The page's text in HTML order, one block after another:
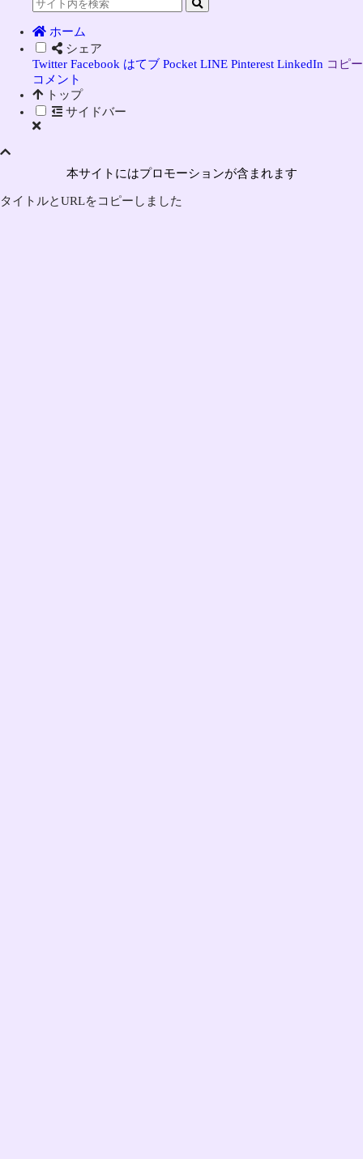
ホーム
シェア
Twitter Facebook はてブ Pocket LINE Pinterest LinkedIn コピー
コメント
トップ
サイドバー
本サイトにはプロモーションが含まれます
タイトルとURLをコピーしました